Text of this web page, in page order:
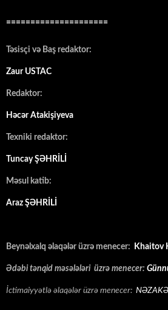
=====================
Təsisçi və Baş redaktor:
Zaur USTAC
Redaktor:
Həcər Atakişiyeva
Texniki redaktor:
Tuncay ŞƏHRİLİ
Məsul katib:
Araz ŞƏHRİLİ
Beynəlxalq əlaqələr üzrə menecer: Khaitov
Ədəbi tənqid məsələləri üzrə menecer:
İctimaiyyətlə əlaqələr üzrə menecer: